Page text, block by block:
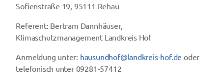
Sofienstraße 19, 95111 Rehau
Referent: Bertram Dannhäuser,
Klimaschutzmanagement Landkreis Hof
Anmeldung unter: hausundhof@landkreis-hof.de oder
telefonisch unter 09281-57412